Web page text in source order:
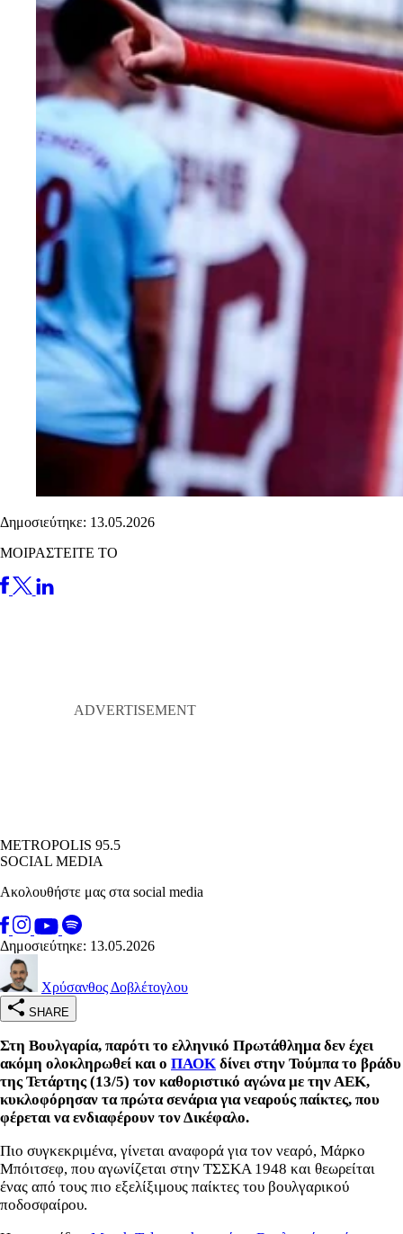
Δημοσιεύτηκε: 13.05.2026
ΜΟΙΡΑΣΤΕΙΤΕ ΤΟ
METROPOLIS 95.5
SOCIAL MEDIA
Ακολουθήστε μας στα social media
Δημοσιεύτηκε: 13.05.2026
Χρύσανθος Δοβλέτογλου
SHARE
Στη Βουλγαρία, παρότι το ελληνικό Πρωτάθλημα δεν έχει
ακόμη ολοκληρωθεί και ο ΠΑΟΚ δίνει στην Τούμπα το βράδυ
της Τετάρτης (13/5) τον καθοριστικό αγώνα με την ΑΕΚ,
κυκλοφόρησαν τα πρώτα σενάρια για νεαρούς παίκτες, που
φέρεται να ενδιαφέρουν τον Δικέφαλο.
Πιο συγκεκριμένα, γίνεται αναφορά για τον νεαρό, Μάρκο
Μπόιτσεφ, που αγωνίζεται στην ΤΣΣΚΑ 1948 και θεωρείται
ένας από τους πιο εξελίξιμους παίκτες του βουλγαρικού
ποδοσφαίρου.